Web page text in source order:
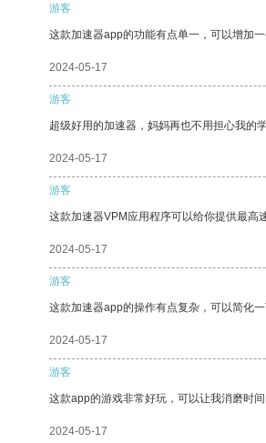
游客
这款加速器app的功能有点单一，可以增加
2024-05-17
游客
超级好用的加速器，妈妈再也不用担心我的
2024-05-17
游客
这款加速器VPM应用程序可以给你提供最高
2024-05-17
游客
这款加速器app的操作有点复杂，可以简化
2024-05-17
游客
这款app的游戏非常好玩，可以让我消磨时间
2024-05-17